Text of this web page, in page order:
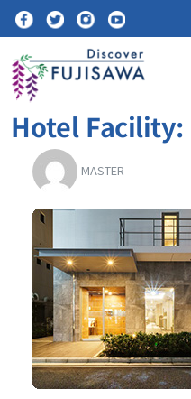
Hotel Facility:
MASTER